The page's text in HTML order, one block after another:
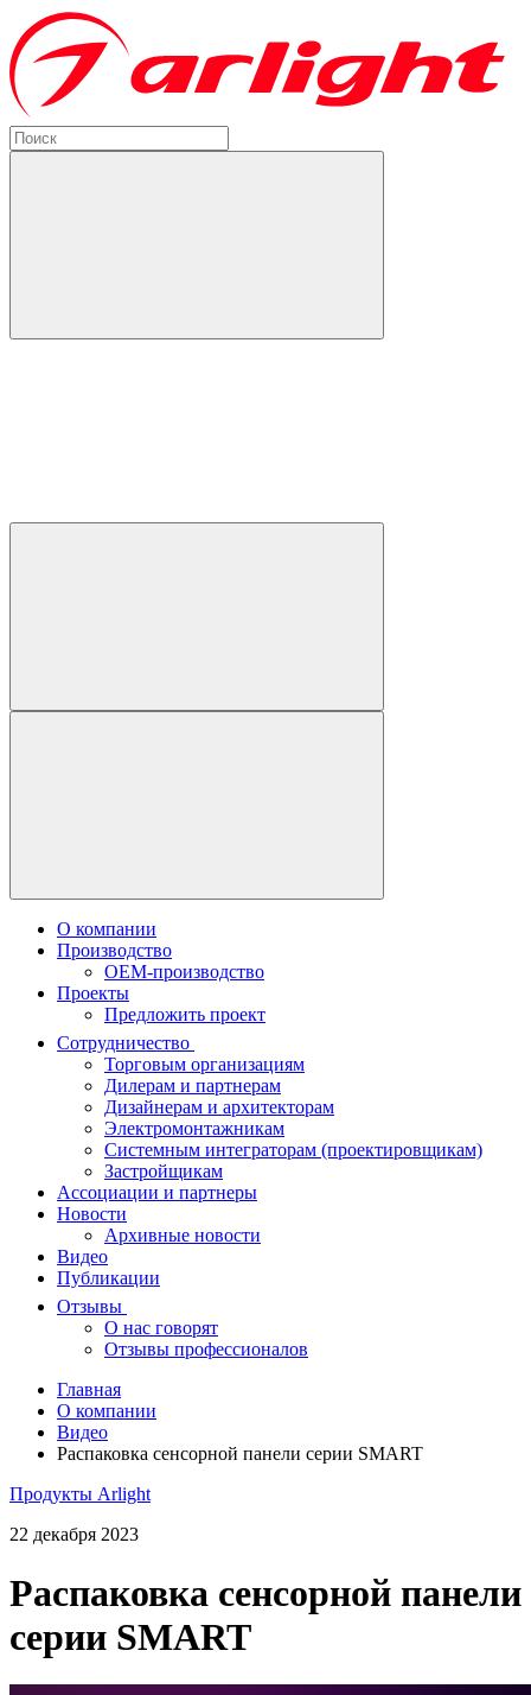
О компании
Производство
OEM-производство
Проекты
Предложить проект
Сотрудничество
Торговым организациям
Дилерам и партнерам
Дизайнерам и архитекторам
Электромонтажникам
Системным интеграторам (проектировщикам)
Застройщикам
Ассоциации и партнеры
Новости
Архивные новости
Видео
Публикации
Отзывы
О нас говорят
Отзывы профессионалов
Главная
О компании
Видео
Распаковка сенсорной панели серии SMART
Продукты Arlight
22 декабря 2023
Распаковка сенсорной панели
серии SMART